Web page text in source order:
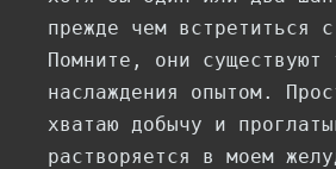
прежде чем встретиться
Помните, они существуют
наслаждения опытом.
хватаю добычу и
растворяется в моем